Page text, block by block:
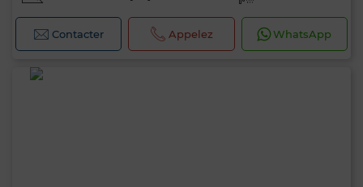
Contacter Appelez WhatsApp